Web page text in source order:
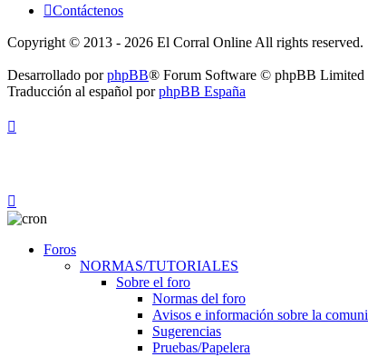
Contáctenos
Copyright © 2013 - 2026 El Corral Online All rights reserved.
Desarrollado porphpBB® Forum Software © phpBB Limited
Traducción al español porphpBB España
Foros
NORMAS/TUTORIALES
Sobre el foro
Normas del foro
Avisos e información sobre la
Sugerencias
Pruebas/Papelera